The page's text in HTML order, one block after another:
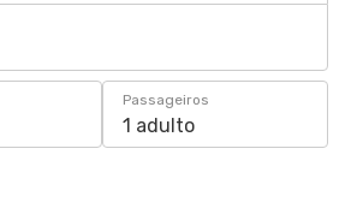
Passageiros
1 adulto